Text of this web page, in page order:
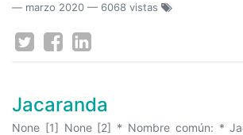
— marzo 2020 — 6068 vistas
Jacaranda
None [1] None [2] * Nombre común: *